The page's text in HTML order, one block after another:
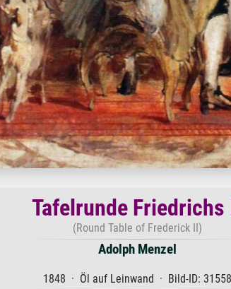
Tafelrunde Friedrichs
(Round Table of Frederick II)
Adolph Menzel
1848 · Öl auf Leinwand · Bild-ID: 31558